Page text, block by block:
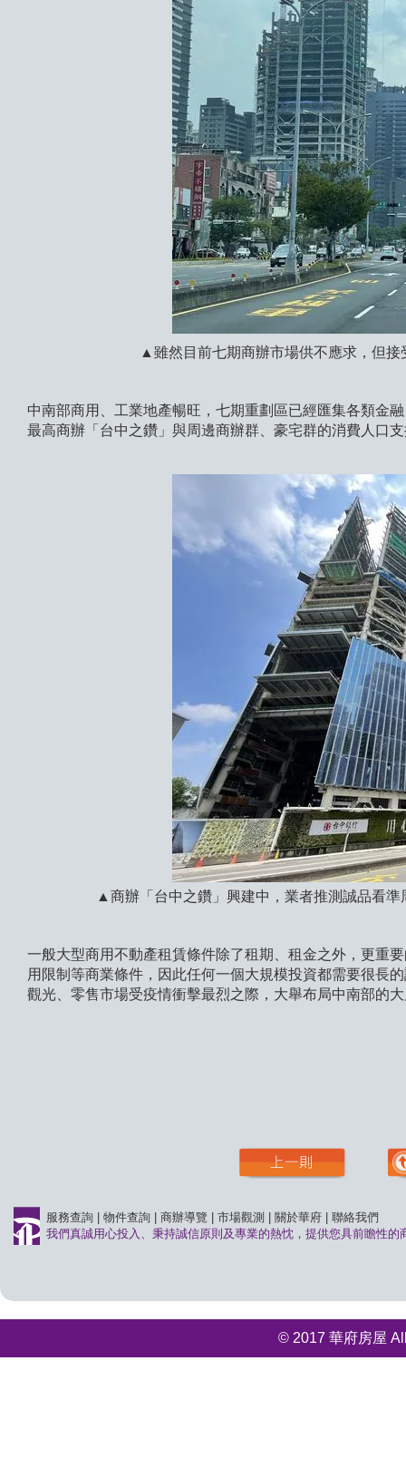
▲雖然目前七期商辦市場供不應求，但
中南部商用、工業地產暢旺，七期重劃區已經匯集各類金
最高商辦「台中之鑽」與周邊商辦群、豪宅群的消費人口
▲商辦「台中之鑽」興建中，業者推測誠品看
一般大型商用不動產租賃條件除了租期、租金之外，更重
用限制等商業條件，因此任何一個大規模投資都需要很長
觀光、零售市場受疫情衝擊最烈之際，大舉布局中南部的
服務查詢 物件查詢 商辦導覽 市場觀測 關於華府
聯絡我們
我們真誠用心投入、秉持誠信原則及專業的熱忱，提供您具前瞻性的
© 2017 華府房屋